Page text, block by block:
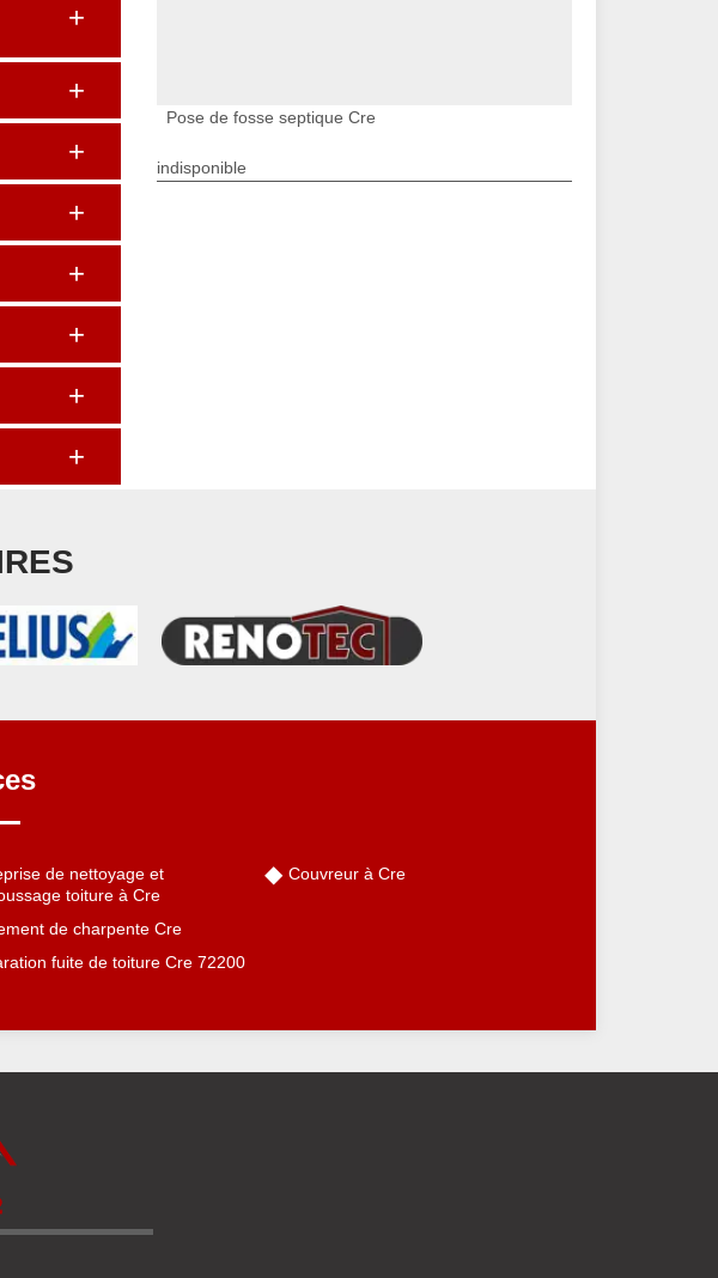
Pose de fosse septique Cre
indisponible
de nettoyage et
toiture à Cre
de charpente Cre
fuite de toiture Cre 72200
Couvreur à Cre